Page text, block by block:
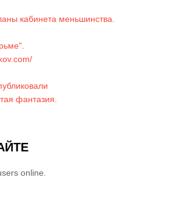
кабинета меньшинства.
фантазия.
online.